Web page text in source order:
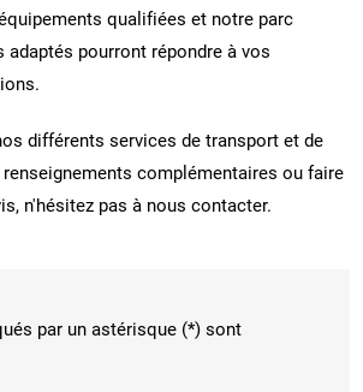
qualifiées et notre parc
adaptés pourront répondre à vos
différents services de transport et de
complémentaires ou faire
n'hésitez pas à nous contacter.
par un astérisque (*) sont